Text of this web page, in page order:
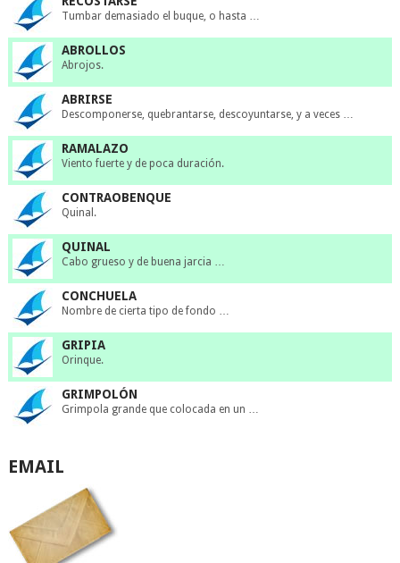
Tumbar demasiado el buque, o hasta …
ABROLLOS
Abrojos.
ABRIRSE
Descomponerse, quebrantarse, descoyuntarse, y a veces …
RAMALAZO
Viento fuerte y de poca duración.
CONTRAOBENQUE
Quinal.
QUINAL
Cabo grueso y de buena jarcia …
CONCHUELA
Nombre de cierta tipo de fondo …
GRIPIA
Orinque.
GRIMPOLÓN
Grimpola grande que colocada en un …
EMAIL